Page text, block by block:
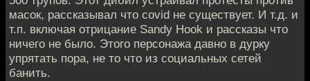
масок, рассказывал что covid не существует. И т.д. и
т.п. включая отрицание Sandy Hook и рассказы что
ничего не было. Этого персонажа давно в дурку
упрятать пора, не то что из социальных сетей
банить.